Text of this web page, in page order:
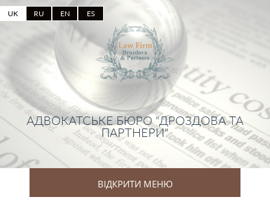
UK RU EN ES
АДВОКАТСЬКЕ БЮРО "ДРОЗДОВА ТА
ПАРТНЕРИ"
ВІДКРИТИ МЕНЮ